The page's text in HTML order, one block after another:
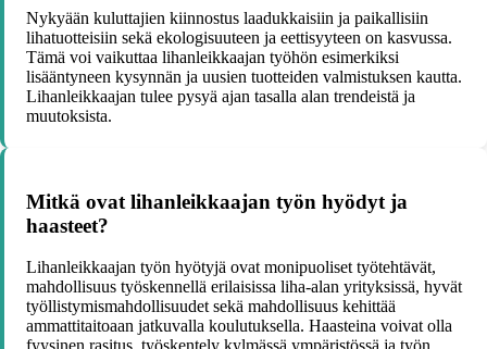
Nykyään kuluttajien kiinnostus laadukkaisiin ja paikallisiin
lihatuotteisiin sekä ekologisuuteen ja eettisyyteen on kasvussa.
Tämä voi vaikuttaa lihanleikkaajan työhön esimerkiksi
lisääntyneen kysynnän ja uusien tuotteiden valmistuksen kautta.
Lihanleikkaajan tulee pysyä ajan tasalla alan trendeistä ja
muutoksista.
Mitkä ovat lihanleikkaajan työn hyödyt ja
haasteet?
Lihanleikkaajan työn hyötyjä ovat monipuoliset työtehtävät,
mahdollisuus työskennellä erilaisissa liha-alan yrityksissä, hyvät
työllistymismahdollisuudet sekä mahdollisuus kehittää
ammattitaitoaan jatkuvalla koulutuksella. Haasteina voivat olla